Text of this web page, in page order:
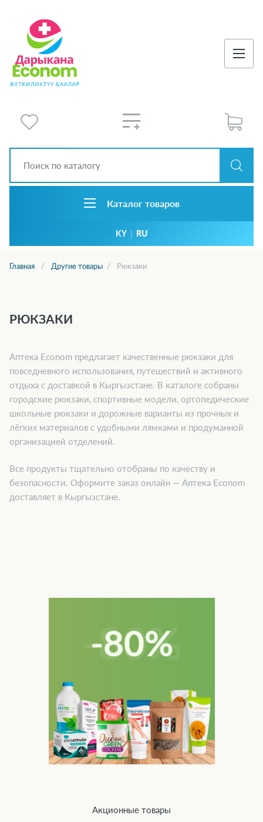
Каталог товаров
KY | RU
Главная Другие товары Рюкзаки
РЮКЗАКИ
Аптека Econom предлагает качественные рюкзаки для
повседневного использования, путешествий и активного
отдыха с доставкой в Кыргызстане. В каталоге собраны
городские рюкзаки, спортивные модели, ортопедические
школьные рюкзаки и дорожные варианты из прочных и
лёгких материалов с удобными лямками и продуманной
организацией отделений.
Все продукты тщательно отобраны по качеству и
безопасности. Оформите заказ онлайн — Аптека Econom
доставляет в Кыргызстане.
Акционные товары